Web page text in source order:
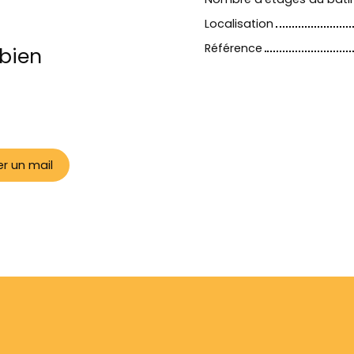
un mail
Localisation
Référence